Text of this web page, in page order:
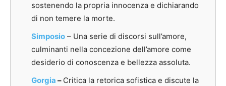
sostenendo la propria innocenza e dichiarando
di non temere la morte.
Simposio – Una serie di discorsi sull’amore,
culminanti nella concezione dell’amore come
desiderio di conoscenza e bellezza assoluta.
Gorgia – Critica la retorica sofistica e discute la